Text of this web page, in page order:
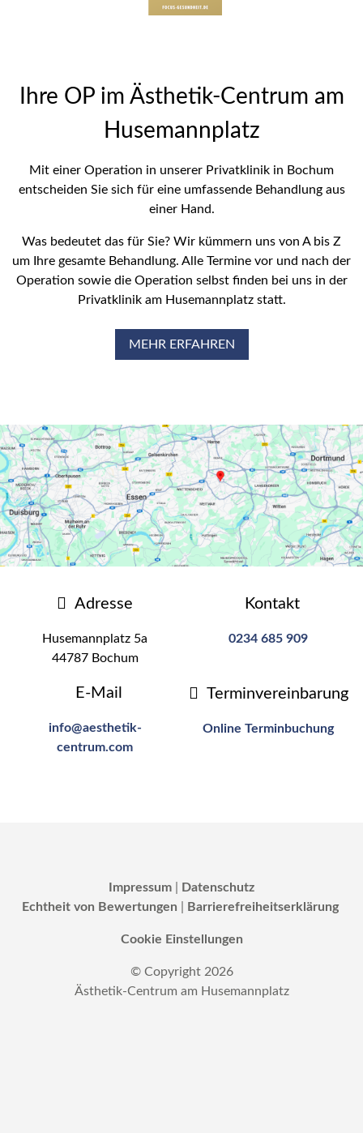
Ihre OP im Ästhetik-Centrum am
Husemannplatz
Mit einer Operation in unserer Privatklinik in Bochum
entscheiden Sie sich für eine umfassende Behandlung aus
einer Hand.
Was bedeutet das für Sie? Wir kümmern uns von A bis Z
um Ihre gesamte Behandlung. Alle Termine vor und nach der
Operation sowie die Operation selbst finden bei uns in der
Privatklinik am Husemannplatz statt.
MEHR ERFAHREN
Adresse
Husemannplatz 5a
44787 Bochum
Kontakt
0234 685 909
E-Mail
info@aesthetik-
centrum.com
Terminvereinbarung
Online Terminbuchung
Impressum
Datenschutz
Echtheit von Bewertungen
Barrierefreiheitserklärung
Cookie Einstellungen
© Copyright 2026
Ästhetik-Centrum am Husemannplatz